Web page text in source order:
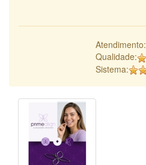
Atendimento:
Qualidade:
Sistema: